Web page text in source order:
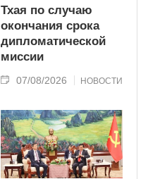
Тхая по случаю
окончания срока
дипломатической
миссии
07/08/2026 НОВОСТИ